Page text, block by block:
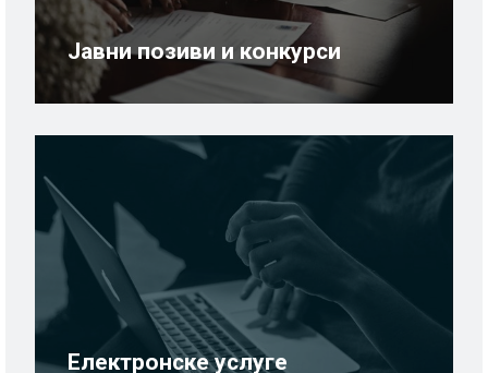
Јавни позиви и конкурси
Електронске услуге